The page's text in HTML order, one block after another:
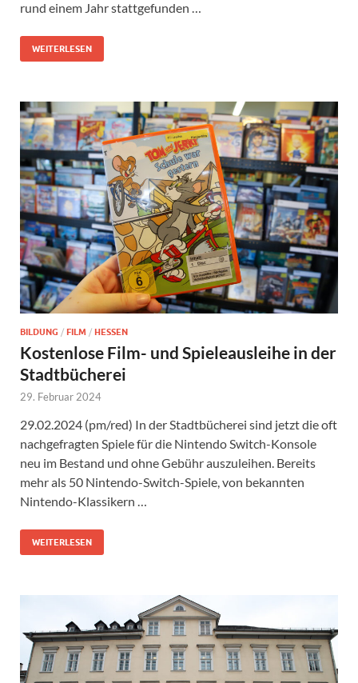
rund einem Jahr stattgefunden …
WEITERLESEN
BILDUNG / FILM / HESSEN
Kostenlose Film- und Spieleausleihe in der
Stadtbücherei
29. Februar 2024
29.02.2024 (pm/red) In der Stadtbücherei sind jetzt die oft
nachgefragten Spiele für die Nintendo Switch-Konsole
neu im Bestand und ohne Gebühr auszuleihen. Bereits
mehr als 50 Nintendo-Switch-Spiele, von bekannten
Nintendo-Klassikern …
WEITERLESEN